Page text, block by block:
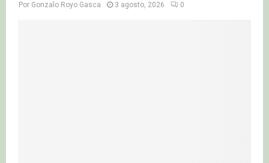
Por Gonzalo Royo Gasca 3 agosto, 2026 0